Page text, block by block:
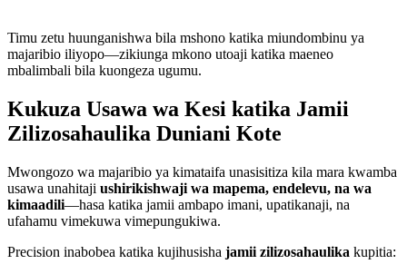
Timu zetu huunganishwa bila mshono katika miundombinu ya
majaribio iliyopo—zikiunga mkono utoaji katika maeneo
mbalimbali bila kuongeza ugumu.
Kukuza Usawa wa Kesi katika Jamii
Zilizosahaulika Duniani Kote
Mwongozo wa majaribio ya kimataifa unasisitiza kila mara kwamba
usawa unahitaji ushirikishwaji wa mapema, endelevu, na wa
kimaadili—hasa katika jamii ambapo imani, upatikanaji, na
ufahamu vimekuwa vimepungukiwa.
Precision inabobea katika kujihusisha jamii zilizosahaulika kupitia: